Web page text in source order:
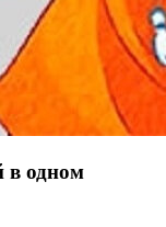
в одном